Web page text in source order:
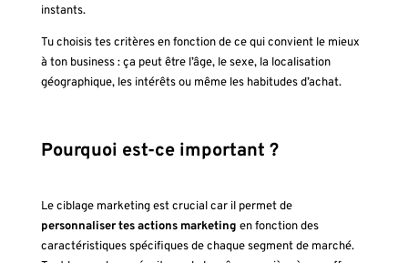
instants.
Tu choisis tes critères en fonction de ce qui convient le mieux
à ton business : ça peut être l’âge, le sexe, la localisation
géographique, les intérêts ou même les habitudes d’achat.
Pourquoi est-ce important ?
Le ciblage marketing est crucial car il permet de
personnaliser tes actions marketing en fonction des
caractéristiques spécifiques de chaque segment de marché.